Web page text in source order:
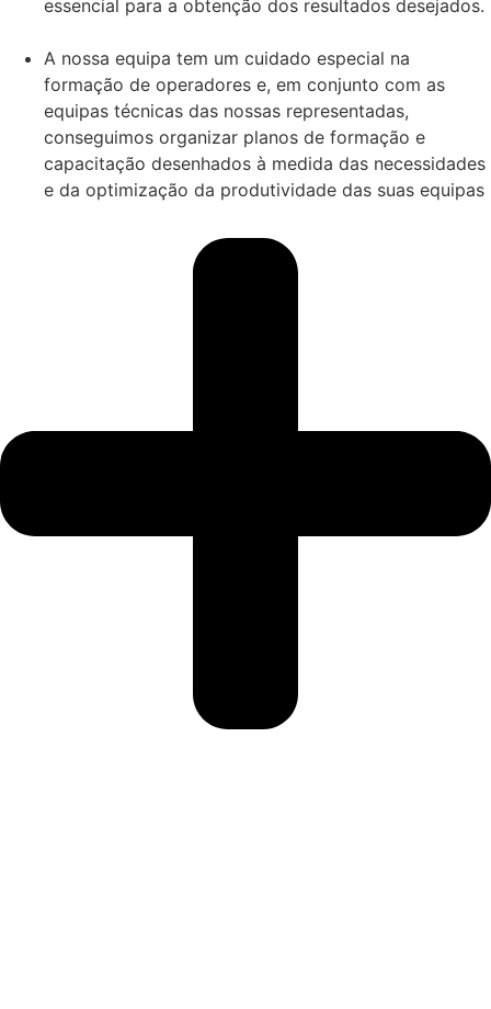
essencial para a obtenção dos resultados desejados.
A nossa equipa tem um cuidado especial na
formação de operadores e, em conjunto com as
equipas técnicas das nossas representadas,
conseguimos organizar planos de formação e
capacitação desenhados à medida das necessidades
e da optimização da produtividade das suas equipas